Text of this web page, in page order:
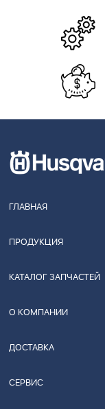
ГЛАВНАЯ
ПРОДУКЦИЯ
КАТАЛОГ ЗАПЧАСТЕЙ
О КОМПАНИИ
ДОСТАВКА
СЕРВИС